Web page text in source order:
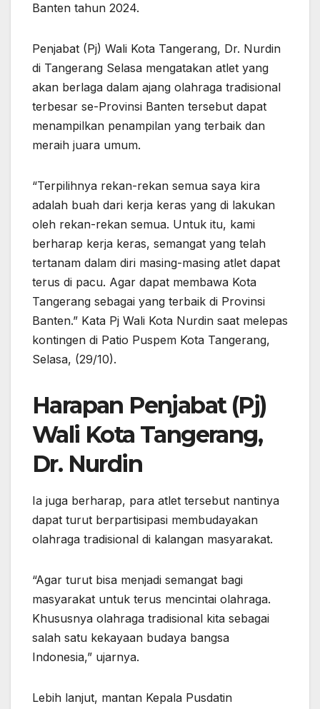
Banten tahun 2024.
Penjabat (Pj) Wali Kota Tangerang, Dr. Nurdin
di Tangerang Selasa mengatakan atlet yang
akan berlaga dalam ajang olahraga tradisional
terbesar se-Provinsi Banten tersebut dapat
menampilkan penampilan yang terbaik dan
meraih juara umum.
“Terpilihnya rekan-rekan semua saya kira
adalah buah dari kerja keras yang di lakukan
oleh rekan-rekan semua. Untuk itu, kami
berharap kerja keras, semangat yang telah
tertanam dalam diri masing-masing atlet dapat
terus di pacu. Agar dapat membawa Kota
Tangerang sebagai yang terbaik di Provinsi
Banten.” Kata Pj Wali Kota Nurdin saat melepas
kontingen di Patio Puspem Kota Tangerang,
Selasa, (29/10).
Harapan Penjabat (Pj)
Wali Kota Tangerang,
Dr. Nurdin
Ia juga berharap, para atlet tersebut nantinya
dapat turut berpartisipasi membudayakan
olahraga tradisional di kalangan masyarakat.
“Agar turut bisa menjadi semangat bagi
masyarakat untuk terus mencintai olahraga.
Khususnya olahraga tradisional kita sebagai
salah satu kekayaan budaya bangsa
Indonesia,” ujarnya.
Lebih lanjut, mantan Kepala Pusdatin